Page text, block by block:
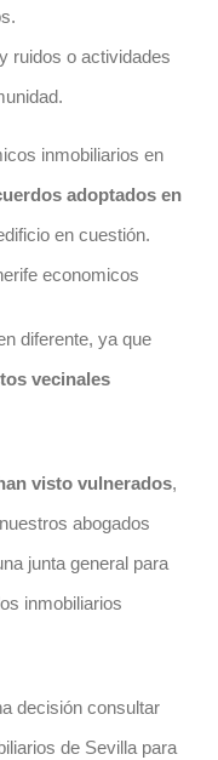
ruidos o actividades
inmobiliarios en
adoptados en
en cuestión.
economicos
diferente, ya que
vecinales
visto vulnerados,
abogados
junta general para
inmobiliarios
decisión consultar
de Sevilla para